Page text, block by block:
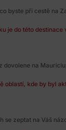
byste při cestě na
je do této destinace
dovolene na
oblastí, kde by byl
se zeptat na Váš